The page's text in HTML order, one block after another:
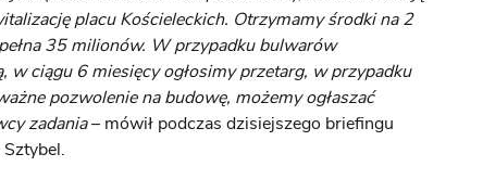
placu Kościeleckich. Otrzymamy środki na 2
35 milionów. W przypadku bulwarów
w ciągu 6 miesięcy ogłosimy przetarg, w przypadku
pozwolenie na budowę, możemy ogłaszać
zadania– mówił podczas dzisiejszego briefingu